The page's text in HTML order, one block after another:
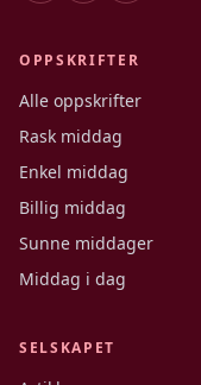
OPPSKRIFTER
Alle oppskrifter
Rask middag
Enkel middag
Billig middag
Sunne middager
Middag i dag
SELSKAPET